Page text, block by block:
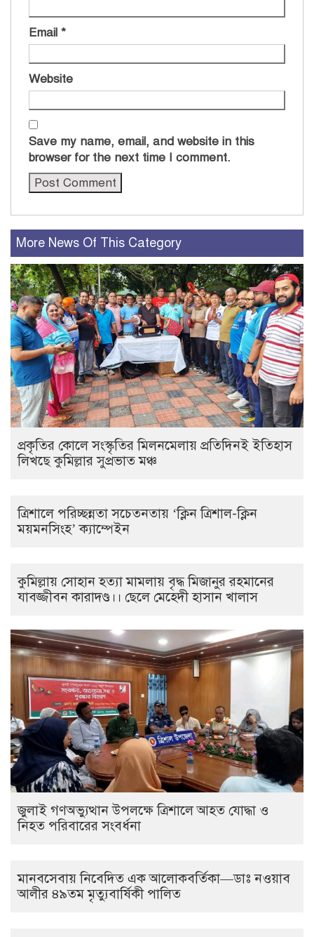
Email *
Website
Save my name, email, and website in this
browser for the next time I comment.
More News Of This Category
প্রকৃতির কোলে সংস্কৃতির মিলনমেলায় প্রতিদিনই ইতিহাস
লিখছে কুমিল্লার সুপ্রভাত মঞ্চ
ত্রিশালে পরিচ্ছন্নতা সচেতনতায় ‘ক্লিন ত্রিশাল-ক্লিন
ময়মনসিংহ’ ক্যাম্পেইন
কুমিল্লায় সোহান হত্যা মামলায় বৃদ্ধ মিজানুর রহমানের
যাবজ্জীবন কারাদণ্ড।। ছেলে মেহেদী হাসান খালাস
জুলাই গণঅভ্যুত্থান উপলক্ষে ত্রিশালে আহত যোদ্ধা ও
নিহত পরিবারের সংবর্ধনা
মানবসেবায় নিবেদিত এক আলোকবর্তিকা—ডাঃ নওয়াব
আলীর ৪৯তম মৃত্যুবার্ষিকী পালিত